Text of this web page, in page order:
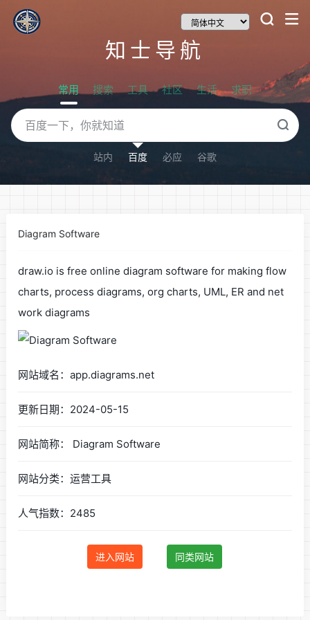
知士导航
常用 搜索 工具 社区 生活 求职
站内 百度 必应 谷歌
Diagram Software
draw.io is free online diagram software for making flow
charts, process diagrams, org charts, UML, ER and net
work diagrams
网站域名：app.diagrams.net
更新日期：2024-05-15
网站简称： Diagram Software
网站分类：运营工具
人气指数：2485
进入网站 同类网站